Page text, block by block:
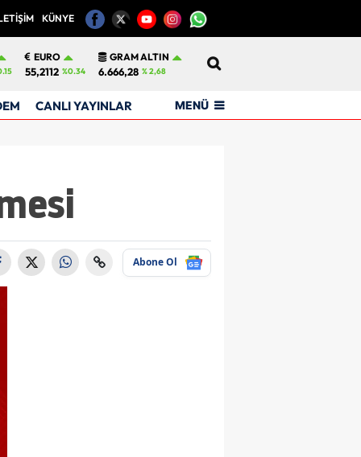
KÜNYE
EURO
55,2112 %0.34
GRAM ALTIN
6.666,28 % 2,68
CANLI YAYINLAR MENÜ
Abone Ol